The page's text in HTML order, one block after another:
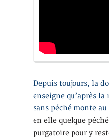
Depuis toujours, la
enseigne qu’après la
sans péché monte au
en elle quelque
purgatoire pour y